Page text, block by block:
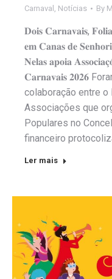
Carnaval Notícias By
𝐃𝐨𝐢𝐬 𝐂𝐚𝐫𝐧𝐚𝐯𝐚𝐢𝐬,
𝐞𝐦 𝐂𝐚𝐧𝐚𝐬 𝐝𝐞
𝐍𝐞𝐥𝐚𝐬 𝐚𝐩𝐨𝐢𝐚
𝐂𝐚𝐫𝐧𝐚𝐯𝐚𝐢𝐬 𝟐𝟎𝟐𝟔
colaboração entre
Associações que
Populares no
financeiro
Ler mais